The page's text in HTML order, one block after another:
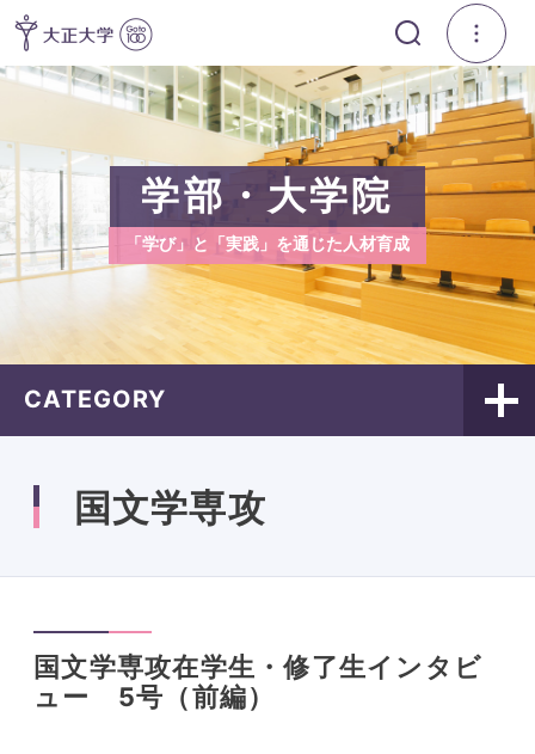
学部・大学院
「学び」と「実践」を通じた人材育成
CATEGORY
国文学専攻
国文学専攻在学生・修了生インタビ
ュー 5号（前編）